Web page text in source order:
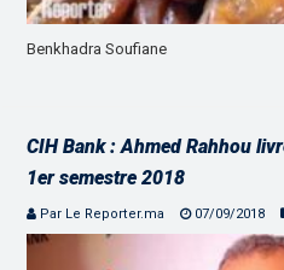
Benkhadra Soufiane
CIH Bank : Ahmed Rahhou
1er semestre 2018
Par Le Reporter.ma 07/09/2018